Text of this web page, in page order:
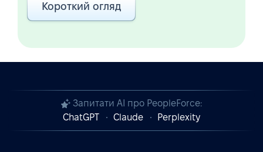
Короткий огляд
Запитати AI про PeopleForce:
ChatGPT
Claude Perplexity